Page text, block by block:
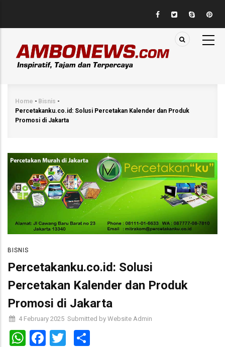
main
Breadcrumb
Home - Bisnis -
Percetakanku.co.id: Solusi Percetakan Kalender dan Produk
Promosi di Jakarta
BISNIS
Percetakanku.co.id: Solusi
Percetakan Kalender dan Produk
Promosi di Jakarta
4 February 2025 Submitted by Website Admin
WhatsApp
Facebook
Twitter